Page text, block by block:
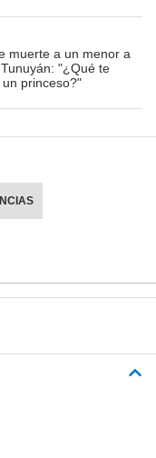
muerte a un menor a
"¿Qué te
princeso?"